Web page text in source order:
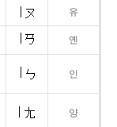
유
옌
인
양